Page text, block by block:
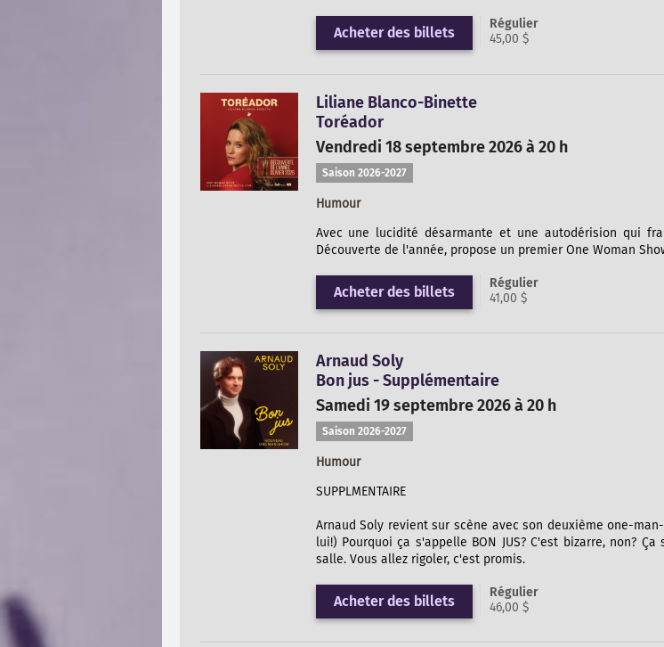
Acheter des billets
Régulier
45,00 $
Liliane Blanco-Binette
Toréador
Vendredi 18 septembre 2026 à 20 h
Saison 2026-2027
Humour
Avec une lucidité désarmante et une autodérision qui
Découverte de l'année, propose un premier One Woman
Acheter des billets
Régulier
41,00 $
Arnaud Soly
Bon jus - Supplémentaire
Samedi 19 septembre 2026 à 20 h
Saison 2026-2027
Humour
SUPPLMENTAIRE
Arnaud Soly revient sur scène avec son deuxième one-
lui!) Pourquoi ça s'appelle BON JUS? C'est bizarre, non?
salle. Vous allez rigoler, c'est promis.
Acheter des billets
Régulier
46,00 $